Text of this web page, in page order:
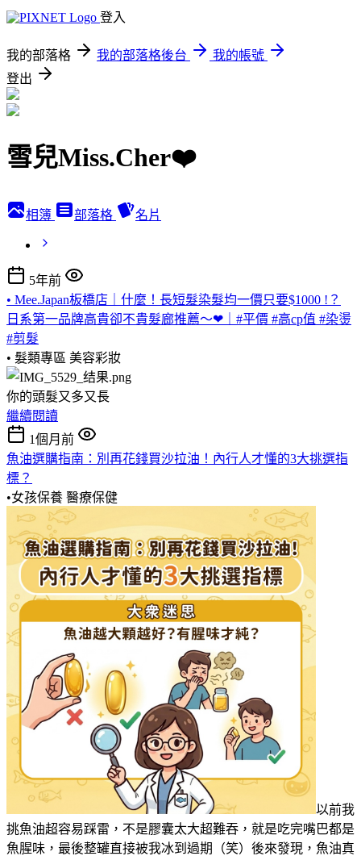
登入
我的部落格 我的部落格後台
我的帳號
登出
雪兒Miss.Cher❤️
相簿 部落格 名片
5年前
• Mee.Japan板橋店｜什麼！長短髮染髮均一價只要$1000 !？
日系第一品牌高貴卻不貴髮廊推薦～❤｜#平價 #高cp值 #染燙
#剪髮
• 髮類專區 美容彩妝
你的頭髮又多又長
繼續閱讀
1個月前
魚油選購指南：別再花錢買沙拉油！內行人才懂的3大挑選指
標？
•女孩保養 醫療保健
以前我
挑魚油超容易踩雷，不是膠囊太大超難吞，就是吃完嘴巴都是
魚腥味，最後整罐直接被我冰到過期（笑）後來發現，魚油真